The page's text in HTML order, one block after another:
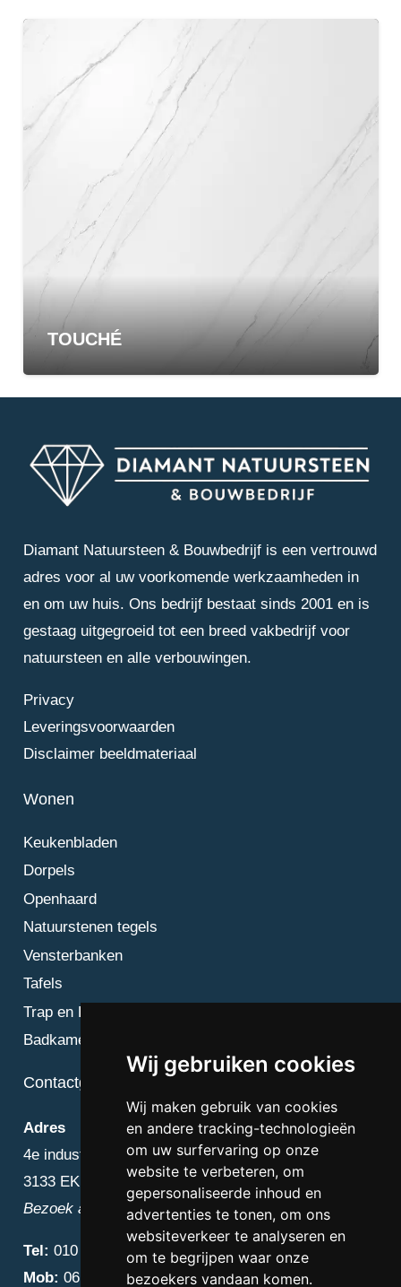
Wij gebruiken cookies
Wij maken gebruik van cookies
en andere tracking-technologieën
om uw surfervaring op onze
website te verbeteren, om
gepersonaliseerde inhoud en
advertenties te tonen, om ons
websiteverkeer te analyseren en
om te begrijpen waar onze
bezoekers vandaan komen.
TOUCHÉ
Diamant Natuursteen & Bouwbedrijf is een vertrouwd
adres voor al uw voorkomende werkzaamheden in
en om uw huis. Ons bedrijf bestaat sinds 2001 en is
gestaag uitgegroeid tot een breed vakbedrijf voor
natuursteen en alle verbouwingen.
Privacy
Leveringsvoorwaarden
Disclaimer beeldmateriaal
Wonen
Keukenbladen
Dorpels
Openhaard
Natuurstenen tegels
Vensterbanken
Tafels
Trap en Bordes
Badkamer
Contactgegevens
Adres
4e industriestraat 25
3133 EK Vlaardingen
Bezoek alleen op afspraak
Tel: 010 – 223 3759
Mob: 06 – 4838 1000